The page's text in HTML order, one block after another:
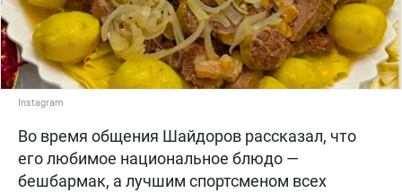
Instagram
Во время общения Шайдоров рассказал, что
его любимое национальное блюдо —
бешбармак, а лучшим спортсменом всех